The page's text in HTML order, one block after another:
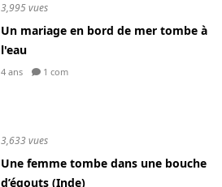
3,995 vues
Un mariage en bord de mer tombe à
l'eau
4 ans 1 com
3,633 vues
Une femme tombe dans une bouche
d’égouts (Inde)